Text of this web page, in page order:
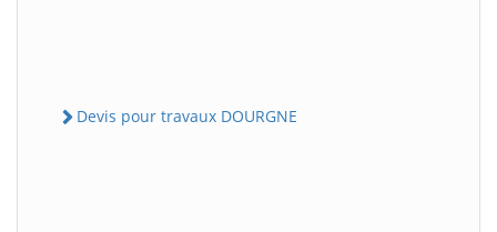
Devis pour travaux DOURGNE